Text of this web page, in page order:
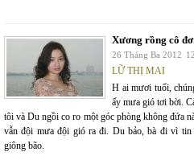
Xương rồng cô
26 Tháng Ba 2012
LỮ THỊ MAI
H ai mươi tuổi,
ấy mưa gió tơi bời.
tôi và Du ngồi co ro một góc phòng không đứa
vẫn đội mưa đội gió ra đi. Du bảo, bà đi vì
giông bão.